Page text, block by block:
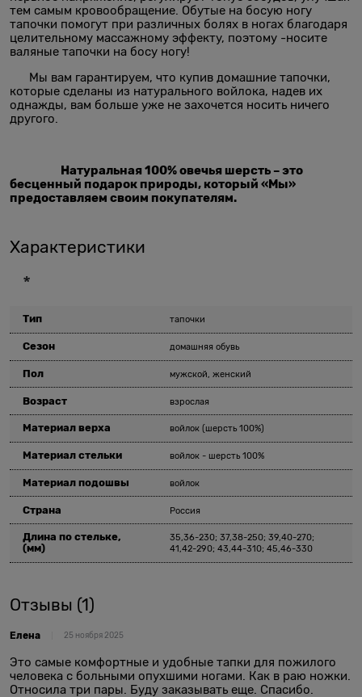
тем самым кровообращение. Обутые на босую ногу
тапочки помогут при различных болях в ногах благодаря
целительному массажному эффекту, поэтому -носите
валяные тапочки на босу ногу!
Мы вам гарантируем, что купив домашние тапочки,
которые сделаны из натурального войлока, надев их
однажды, вам больше уже не захочется носить ничего
другого.
Натуральная 100% овечья шерсть – это
бесценный подарок природы, который «Мы»
предоставляем своим покупателям.
Характеристики
*
Тип тапочки
Сезон домашняя обувь
Пол мужской, женский
Возраст взрослая
Материал верха войлок (шерсть 100%)
Материал стельки войлок - шерсть 100%
Материал подошвы войлок
Страна Россия
Длина по стельке,
(мм)
35,36-230; 37,38-250; 39,40-270;
41,42-290; 43,44-310; 45,46-330
Отзывы (1)
Елена 25 ноября 2025
Это самые комфортные и удобные тапки для пожилого
человека с больными опухшими ногами. Как в раю ножки.
Относила три пары. Буду заказывать еще. Спасибо.